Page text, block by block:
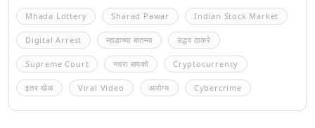
Mhada Lottery Sharad Pawar Indian Stock Market
Digital Arrest म्हाडाच्या बातम्या उद्धव ठाकरे
Supreme Court नवरा बायको Cryptocurrency
इतर खेळ Viral Video आरोग्य Cybercrime